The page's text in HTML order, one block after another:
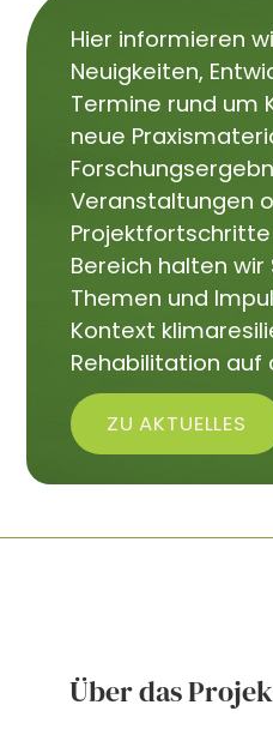
Hier informieren
Neuigkeiten,
Termine rund um
neue
Veranstaltungen
Bereich halten
Themen und
Kontext
Rehabilitation auf
ZU AKTUELLES
Über das